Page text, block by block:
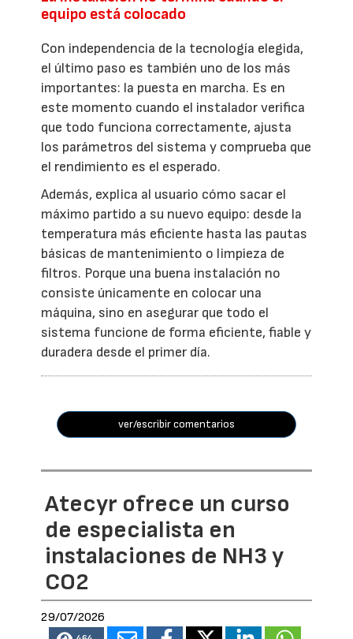
equipo está colocado
Con independencia de la tecnología elegida,
el último paso es también uno de los más
importantes: la puesta en marcha. Es en
este momento cuando el instalador verifica
que todo funciona correctamente, ajusta
los parámetros del sistema y comprueba que
el rendimiento es el esperado.
Además, explica al usuario cómo sacar el
máximo partido a su nuevo equipo: desde la
temperatura más eficiente hasta las pautas
básicas de mantenimiento o limpieza de
filtros. Porque una buena instalación no
consiste únicamente en colocar una
máquina, sino en asegurar que todo el
sistema funcione de forma eficiente, fiable y
duradera desde el primer día.
ver/escribir comentarios
Atecyr ofrece un curso
de especialista en
instalaciones de NH3 y
CO2
29/07/2026